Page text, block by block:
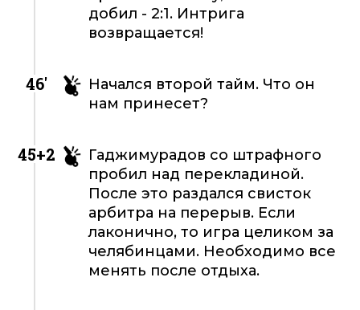
добил - 2:1. Интрига
возвращается!
46'
Начался второй тайм. Что он
нам принесет?
45+2
Гаджимурадов со штрафного
пробил над перекладиной.
После это раздался свисток
арбитра на перерыв. Если
лаконично, то игра целиком за
челябинцами. Необходимо все
менять после отдыха.